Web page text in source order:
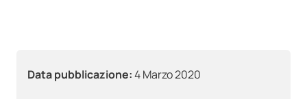
Data pubblicazione:4 Marzo 2020